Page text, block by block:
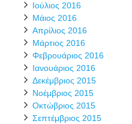
Ιούλιος 2016
Μάιος 2016
Απρίλιος 2016
Μάρτιος 2016
Φεβρουάριος 2016
Ιανουάριος 2016
Δεκέμβριος 2015
Νοέμβριος 2015
Οκτώβριος 2015
Σεπτέμβριος 2015